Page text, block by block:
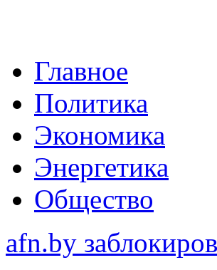
Главное
Политика
Экономика
Энергетика
Общество
afn.by